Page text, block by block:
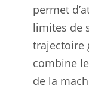
permet
limites de
trajectoire
combine
de la